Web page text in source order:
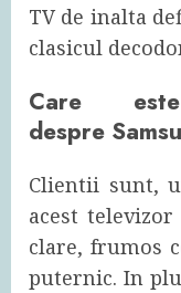
TV de inalta
clasicul
Care
despre
Clientii sunt,
acest
clare, frumos
puternic. In